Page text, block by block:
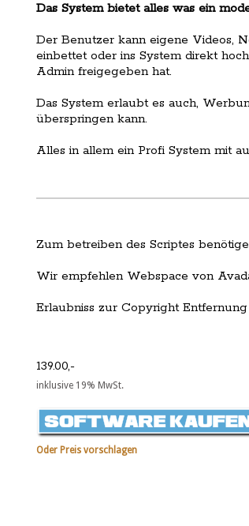
Das System bietet alles was ein
Der Benutzer kann eigene Videos,
einbettet oder ins System direkt
Admin freigegeben hat.
Das System erlaubt es auch,
überspringen kann.
Alles in allem ein Profi System mit
Zum betreiben des Scriptes
Wir empfehlen Webspace von
Erlaubniss zur Copyright Entfernung
139.00,-
inklusive 19% MwSt.
Oder Preis vorschlagen